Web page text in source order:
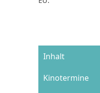
Inhalt
Kinotermine